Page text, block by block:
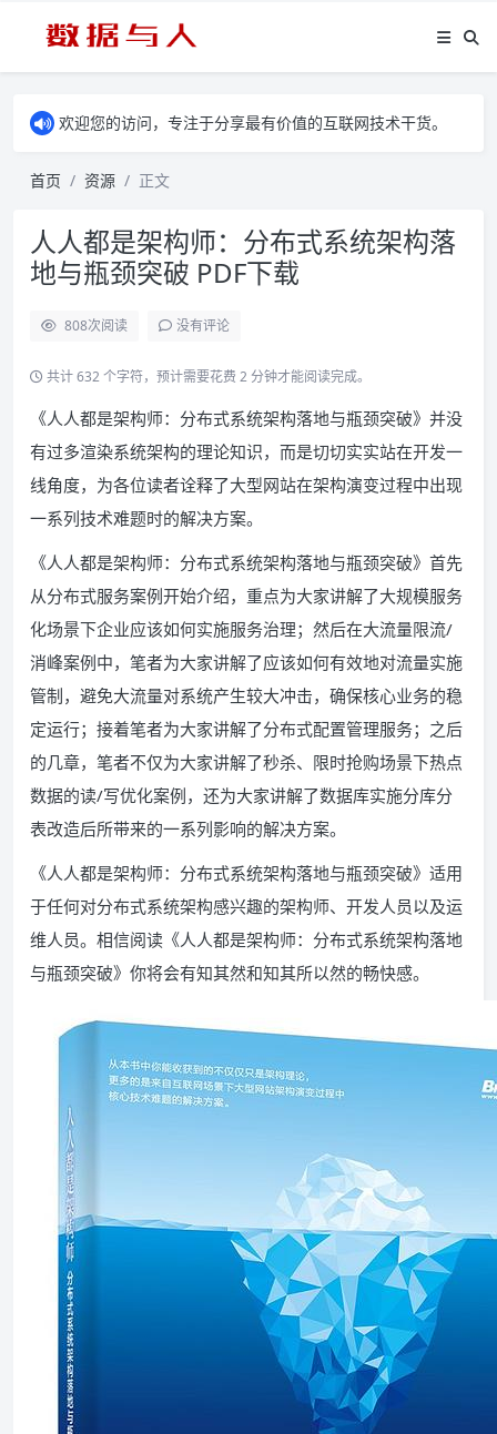
欢迎您的访问，专注于分享最有价值的互联网技术干货。
首页 资源 正文
人人都是架构师：分布式系统架构落
地与瓶颈突破 PDF下载
808次阅读 没有评论
共计 632 个字符，预计需要花费 2 分钟才能阅读完成。
《人人都是架构师：分布式系统架构落地与瓶颈突破》并没
有过多渲染系统架构的理论知识，而是切切实实站在开发一
线角度，为各位读者诠释了大型网站在架构演变过程中出现
一系列技术难题时的解决方案。
《人人都是架构师：分布式系统架构落地与瓶颈突破》首先
从分布式服务案例开始介绍，重点为大家讲解了大规模服务
化场景下企业应该如何实施服务治理；然后在大流量限流/
消峰案例中，笔者为大家讲解了应该如何有效地对流量实施
管制，避免大流量对系统产生较大冲击，确保核心业务的稳
定运行；接着笔者为大家讲解了分布式配置管理服务；之后
的几章，笔者不仅为大家讲解了秒杀、限时抢购场景下热点
数据的读/写优化案例，还为大家讲解了数据库实施分库分
表改造后所带来的一系列影响的解决方案。
《人人都是架构师：分布式系统架构落地与瓶颈突破》适用
于任何对分布式系统架构感兴趣的架构师、开发人员以及运
维人员。相信阅读《人人都是架构师：分布式系统架构落地
与瓶颈突破》你将会有知其然和知其所以然的畅快感。